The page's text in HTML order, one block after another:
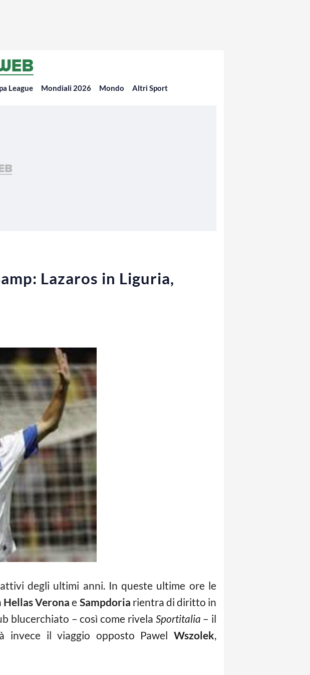
League Mondiali 2026 Mondo Altri Sport
Lazaros in Liguria,
degli ultimi anni. In queste ultime ore le
Hellas Verona e Sampdoria rientra di diritto in
blucerchiato – così come rivela Sportitalia – il
invece il viaggio opposto PawelWszolek,